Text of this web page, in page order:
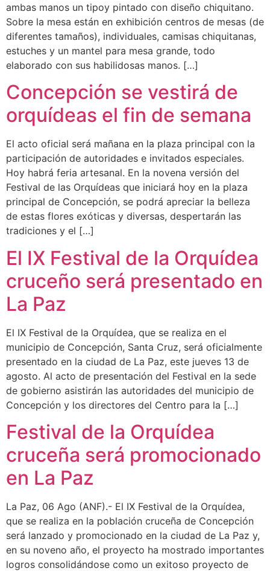
ambas manos un tipoy pintado con diseño chiquitano.
Sobre la mesa están en exhibición centros de mesas (de
diferentes tamaños), individuales, camisas chiquitanas,
estuches y un mantel para mesa grande, todo
elaborado con sus habilidosas manos. […]
Concepción se vestirá de
orquídeas el fin de semana
El acto oficial será mañana en la plaza principal con la
participación de autoridades e invitados especiales.
Hoy habrá feria artesanal. En la novena versión del
Festival de las Orquídeas que iniciará hoy en la plaza
principal de Concepción, se podrá apreciar la belleza
de estas flores exóticas y diversas, despertarán las
tradiciones y el […]
El IX Festival de la Orquídea
cruceño será presentado en
La Paz
El IX Festival de la Orquídea, que se realiza en el
municipio de Concepción, Santa Cruz, será oficialmente
presentado en la ciudad de La Paz, este jueves 13 de
agosto. Al acto de presentación del Festival en la sede
de gobierno asistirán las autoridades del municipio de
Concepción y los directores del Centro para la […]
Festival de la Orquídea
cruceña será promocionado
en La Paz
La Paz, 06 Ago (ANF).- El IX Festival de la Orquídea,
que se realiza en la población cruceña de Concepción
será lanzado y promocionado en la ciudad de La Paz y,
en su noveno año, el proyecto ha mostrado importantes
logros consolidándose como un exitoso proyecto de